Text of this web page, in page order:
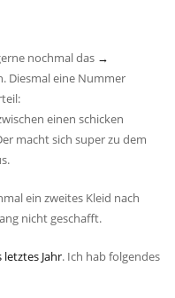
nochmal das →
Diesmal eine Nummer
einen schicken
macht sich super zu dem
ein zweites Kleid nach
nicht geschafft.
Jahr. Ich hab folgendes